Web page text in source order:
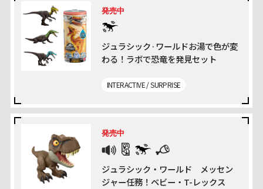
発売中
ジュラシック·ワールドお湯で色が変
わる！ラボで恐竜を発見セット
INTERACTIVE / SURPRISE
発売中
ジュラシック・ワールド メッセン
ジャー任務！ベビー・T-レックス